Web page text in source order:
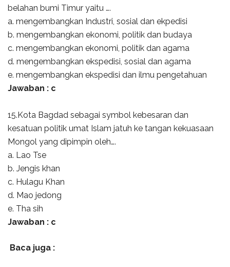
belahan bumi Timur yaitu ….
a. mengembangkan Industri, sosial dan ekpedisi
b. mengembangkan ekonomi, politik dan budaya
c. mengembangkan ekonomi, politik dan agama
d. mengembangkan ekspedisi, sosial dan agama
e. mengembangkan ekspedisi dan ilmu pengetahuan
Jawaban : c
15.Kota Bagdad sebagai symbol kebesaran dan
kesatuan politik umat Islam jatuh ke tangan kekuasaan
Mongol yang dipimpin oleh….
a. Lao Tse
b. Jengis khan
c. Hulagu Khan
d. Mao jedong
e. Tha sih
Jawaban : c
Baca juga :